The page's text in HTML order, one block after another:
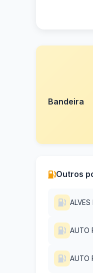
Bandeira
Outros
ALVES
AUTO
AUTO